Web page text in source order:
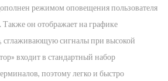
режимом оповещения пользователя
Также он отображает на графике
сигналы при высокой
входит в стандартный набор
поэтому легко и быстро